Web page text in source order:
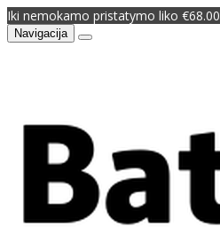
Iki nemokamo pristatymo liko €68.00
Navigacija